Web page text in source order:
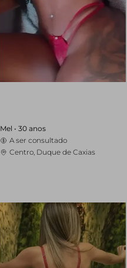
Mel • 30 anos
A ser consultado
Centro, Duque de Caxias